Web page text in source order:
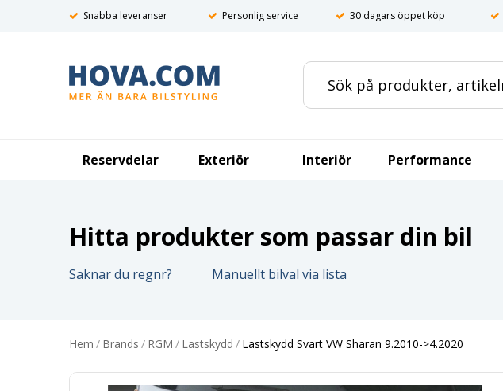
Snabba leveranser Personlig service 30 dagars öppet köp
Reservdelar Exteriör Interiör Performance
Hitta produkter som passar din bil
Saknar du regnr? Manuellt bilval via lista
Hem / Brands / RGM / Lastskydd / Lastskydd Svart VW Sharan 9.2010->4.2020